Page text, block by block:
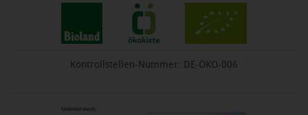
Kontrollstellen-Nummer: DE-ÖKO-006